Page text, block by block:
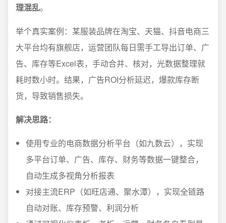
理混乱。
举个真实案例：某服装品牌在淘宝、天猫、抖音电商三
大平台均有旗舰店，运营团队每日需手工导出订单、广
告、库存等Excel表，手动合并、核对，光数据整理就
耗时数小时。结果，广告ROI分析延迟，爆款库存断
货，导致销售损失。
解决思路：
使用专业的电商数据分析平台（如九数云），实现
多平台订单、广告、库存、财务等数据一键整合，
自动生成多视角分析报表
对接主流ERP（如旺店通、聚水潭），实现全链路
自动对账、库存预警、利润分析